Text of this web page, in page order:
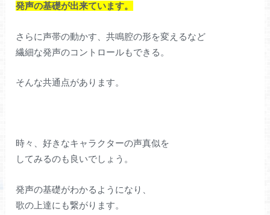
発声の基礎が出来ています。
さらに声帯の動かす、共鳴腔の形を変えるなど
繊細な発声のコントロールもできる。
そんな共通点があります。
時々、好きなキャラクターの声真似を
してみるのも良いでしょう。
発声の基礎がわかるようになり、
歌の上達にも繋がります。